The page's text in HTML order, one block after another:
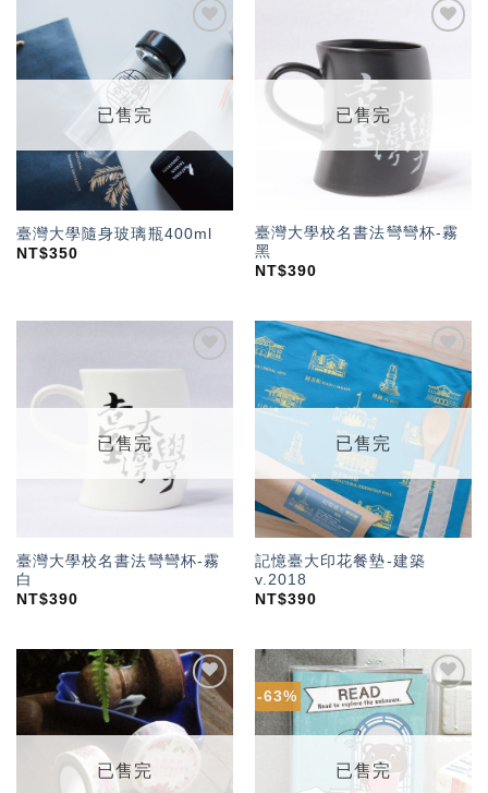
望輕
已售完
臺灣大學隨身玻璃瓶400ml
NT$350
已售完
臺灣大學校名書法彎彎杯-霧
黑
NT$390
望輕
已售完
臺灣大學校名書法彎彎杯-霧
白
NT$390
加入
「願
望輕
已售完
記憶臺大印花餐墊-建築
v.2018
NT$390
加入
「願
望輕
單」
已售完
-63%
望輕
已售完